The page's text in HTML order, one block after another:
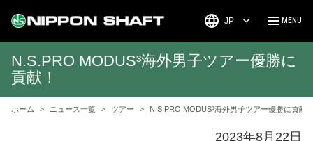
JP
N.S.PRO MODUS³海外男子ツアー優勝に
貢献！
ホーム ニュース一覧 ツアー N.S.PRO MODUS³海外男子ツアー優勝に貢献
2023年8月22日